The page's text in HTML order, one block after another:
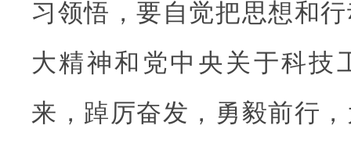
习领悟，要自觉把思想和
大精神和党中央关于科技
来，踔厉奋发，勇毅前行